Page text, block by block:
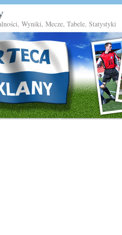
Wyniki, Mecze, Tabele, Statystyki